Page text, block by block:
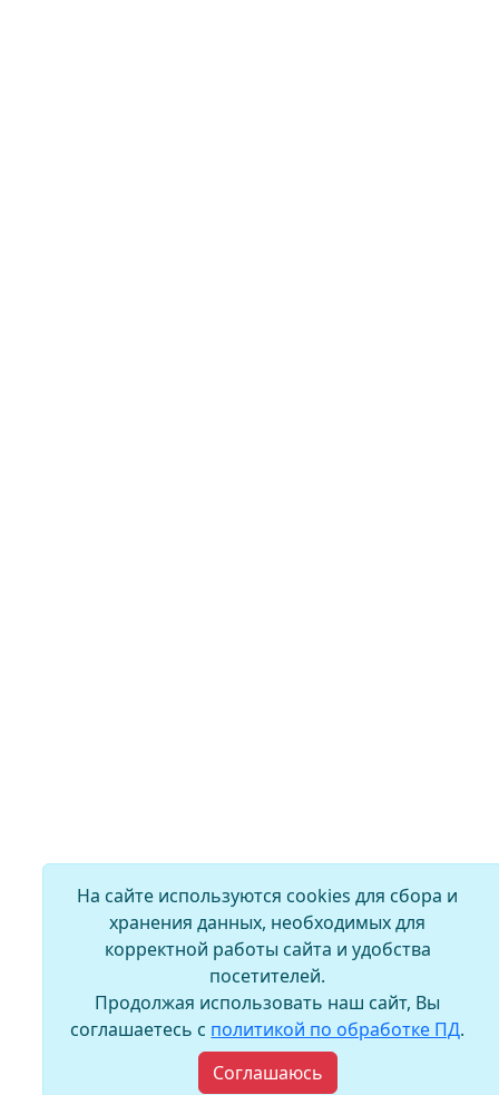
На сайте используются cookies для сбора и
хранения данных, необходимых для
корректной работы сайта и удобства
посетителей.
Продолжая использовать наш сайт, Вы
соглашаетесь с политикой по обработке ПД.
Соглашаюсь